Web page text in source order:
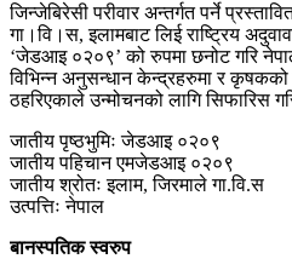
जिन्जेबिरेसी परीवार अन्तर्गत पर्ने
गा।वि।स, इलामबाट लिई राष्ट्रिय
‘जेडआइ ०२०९’ को रुपमा छनोट गरि
विभिन्न अनुसन्धान केन्द्रहरुमा र कृषकको
ठहरिएकाले उन्मोचनको लागि सिफारिस
जातीय पृष्ठभुमिः जेडआइ ०२०९
जातीय पहिचान एमजेडआइ ०२०९
जातीय श्रोतः इलाम, जिरमाले गा.वि.स
उत्पत्तिः नेपाल
बानस्पतिक स्वरुप